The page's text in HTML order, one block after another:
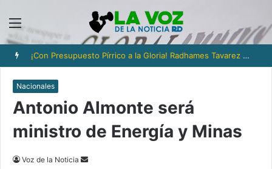
Menú
¡Con Presupuesto Pírrico a la Gloria! Radhames Tavarez y la Hazaña Dorada de la Natación Dominicana
Nacionales
Antonio Almonte será
ministro de Energía y Minas
Voz de la Noticia
Send